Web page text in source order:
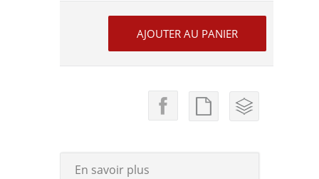
En savoir plus